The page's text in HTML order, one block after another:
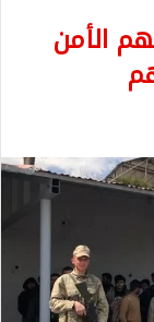
الأمن